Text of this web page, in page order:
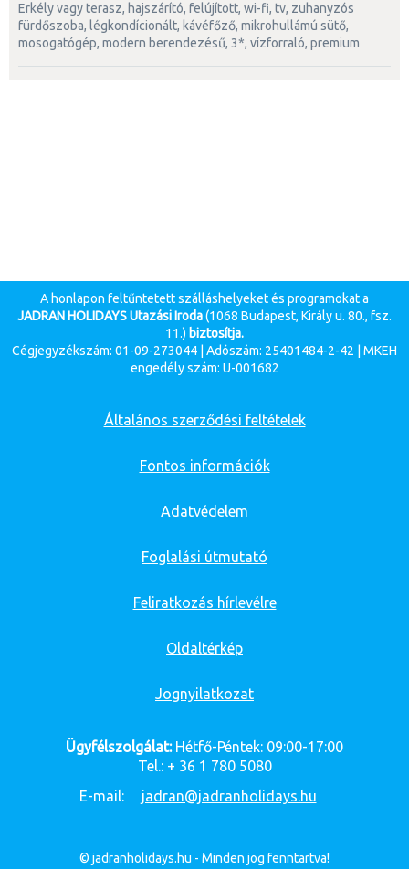
erkély vagy terasz, hajszárító, felújított, wi-fi, tv, zuhanyzós
fürdőszoba, légkondícionált, kávéfőző, mikrohullámú sütő,
mosogatógép, modern berendezésű, 3*, vízforraló, premium
A honlapon feltűntetett szálláshelyeket és programokat a
JADRAN HOLIDAYS Utazási Iroda(1068 Budapest, Király u. 80., fsz.
11.) biztosítja.
Cégjegyzékszám: 01-09-273044 | Adószám: 25401484-2-42 | MKEH
engedély szám: U-001682
Általános szerződési feltételek
Fontos információk
Adatvédelem
Foglalási útmutató
Feliratkozás hírlevélre
Oldaltérkép
Jognyilatkozat
Ügyfélszolgálat:Hétfő-Péntek: 09:00-17:00
Tel.: + 36 1 780 5080
E-mail:
jadran@jadranholidays.hu
© jadranholidays.hu - Minden jog fenntartva!